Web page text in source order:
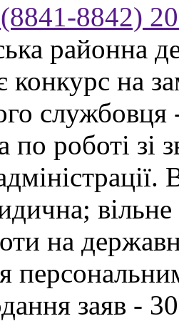
8842) 20
районна
конкурс на
по роботі
на
заяв -